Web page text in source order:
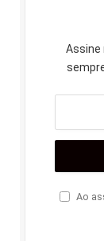
Assine
Ao